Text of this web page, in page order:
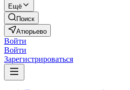
Ещё
Поиск
Атюрьево
Войти
Войти
Зарегистрироваться